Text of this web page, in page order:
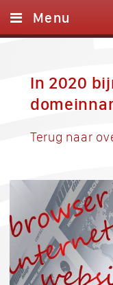
Menu
Websites
Logo's
Referenties
Contact
In 2020
Terug naar